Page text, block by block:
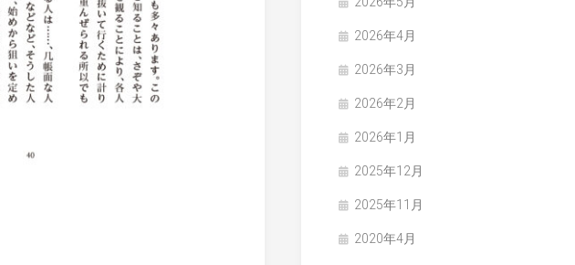
2026年4月
2026年3月
2026年2月
2026年1月
2025年12月
2025年11月
2020年4月